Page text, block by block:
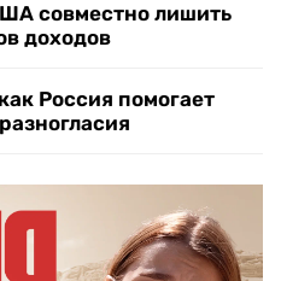
совместно лишить
доходов
Россия помогает